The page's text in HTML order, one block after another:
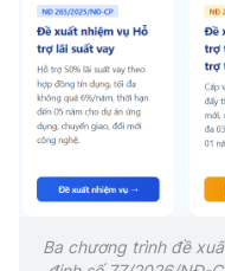
Ba chương trình đề